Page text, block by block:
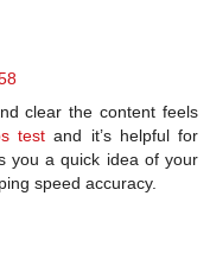
clear the content feels
testand it’s helpful for
you a quick idea of your
speed accuracy.